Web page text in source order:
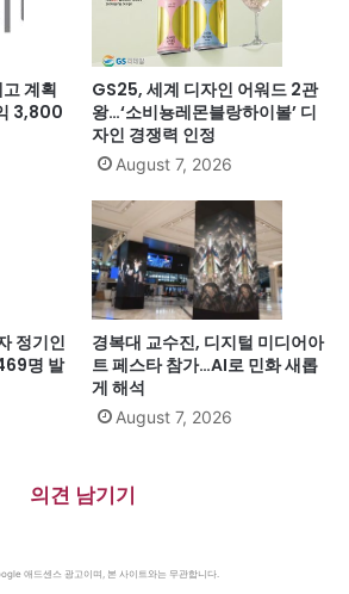
계획
3,800
GS25, 세계 디자인 어워드 2관
왕…‘소비뇽레몬블랑하이볼’ 디
자인 경쟁력 인정
August 7, 2026
정기인
명 발
경복대 교수진, 디지털 미디어아
트 페스타 참가…AI로 민화 새롭
게 해석
August 7, 2026
의견 남기기
애드센스 광고이며, 본 사이트와는 무관합니다.